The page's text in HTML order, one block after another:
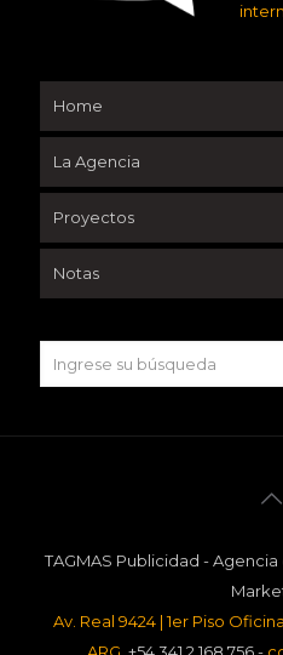
Home
La Agencia
Proyectos
Notas
TAGMAS Publicidad -
Av. Real 9424 | 1er Piso